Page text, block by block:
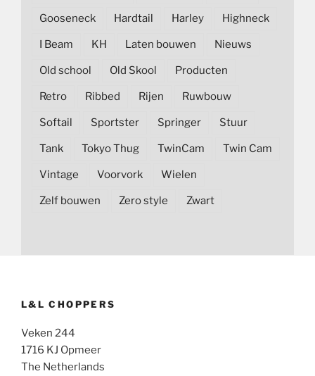
Gooseneck Hardtail Harley Highneck
I Beam KH Laten bouwen Nieuws
Old school Old Skool Producten
Retro Ribbed Rijen Ruwbouw
Softail Sportster Springer Stuur
Tank Tokyo Thug TwinCam Twin Cam
Vintage Voorvork Wielen
Zelf bouwen Zero style Zwart
L&L CHOPPERS
Veken 244
1716 KJ Opmeer
The Netherlands